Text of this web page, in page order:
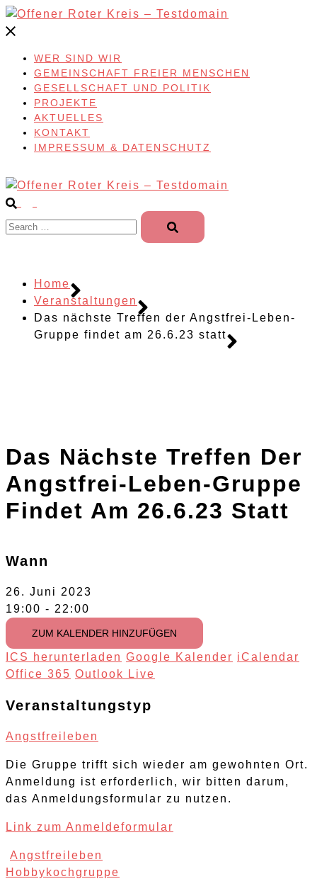
Skip
to
WER SIND WIR
GEMEINSCHAFT FREIER MENSCHEN
GESELLSCHAFT UND POLITIK
PROJEKTE
AKTUELLES
KONTAKT
IMPRESSUM & DATENSCHUTZ
Search…
Home
Veranstaltungen
Das nächste Treffen der Angstfrei-Leben-
Gruppe findet am 26.6.23 statt
Das Nächste Treffen Der
Angstfrei-Leben-Gruppe
Findet Am 26.6.23 Statt
Wann
26. Juni 2023
19:00 - 22:00
ZUM KALENDER HINZUFÜGEN
ICS herunterladen Google Kalender iCalendar
Office 365 Outlook Live
Veranstaltungstyp
Angstfreileben
Die Gruppe trifft sich wieder am gewohnten Ort.
Anmeldung ist erforderlich, wir bitten darum,
das Anmeldungsformular zu nutzen.
Link zum Anmeldeformular
Post
Navigation
Angstfreileben
Hobbykochgruppe